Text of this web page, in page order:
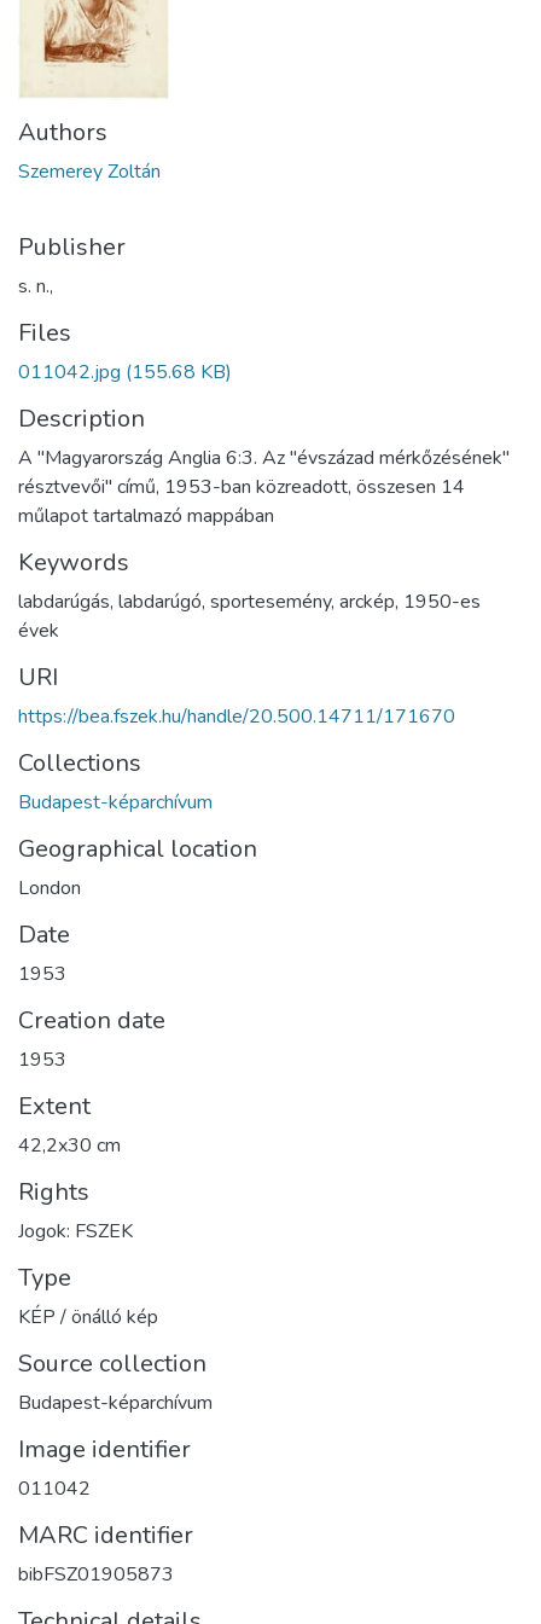
Authors
Szemerey Zoltán
Publisher
s. n.,
Files
011042.jpg (155.68 KB)
Description
A "Magyarország Anglia 6:3. Az "évszázad mérkőzésének"
résztvevői" című, 1953-ban közreadott, összesen 14
műlapot tartalmazó mappában
Keywords
labdarúgás, labdarúgó, sportesemény, arckép, 1950-es
évek
URI
https://bea.fszek.hu/handle/20.500.14711/171670
Collections
Budapest-képarchívum
Geographical location
London
Date
1953
Creation date
1953
Extent
42,2x30 cm
Rights
Jogok: FSZEK
Type
KÉP / önálló kép
Source collection
Budapest-képarchívum
Image identifier
011042
MARC identifier
bibFSZ01905873